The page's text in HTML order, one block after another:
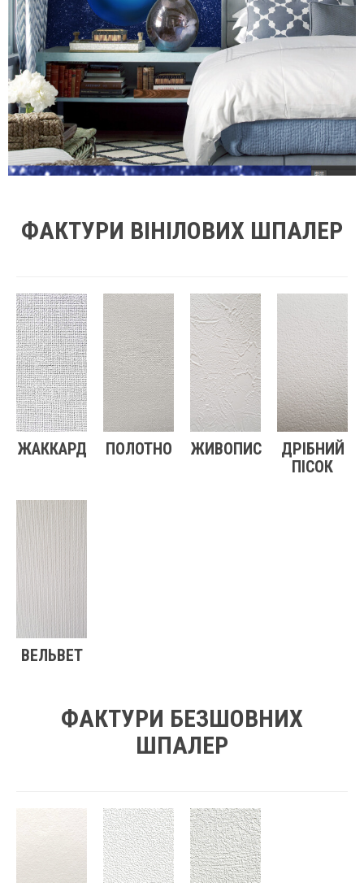
ФАКТУРИ ВІНІЛОВИХ ШПАЛЕР
ЖАККАРД ПОЛОТНО ЖИВОПИС
ДРІБНИЙ
ПІСОК
ВЕЛЬВЕТ
ФАКТУРИ БЕЗШОВНИХ
ШПАЛЕР